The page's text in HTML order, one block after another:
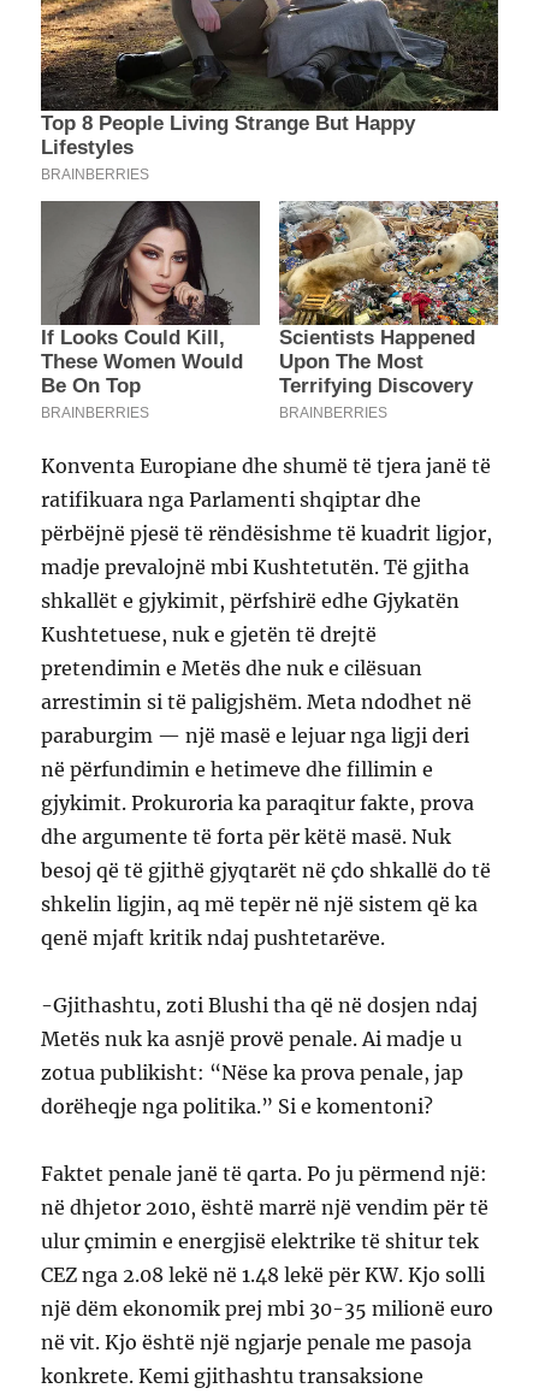
Konventa Europiane dhe shumë të tjera janë të
ratifikuara nga Parlamenti shqiptar dhe
përbëjnë pjesë të rëndësishme të kuadrit ligjor,
madje prevalojnë mbi Kushtetutën. Të gjitha
shkallët e gjykimit, përfshirë edhe Gjykatën
Kushtetuese, nuk e gjetën të drejtë
pretendimin e Metës dhe nuk e cilësuan
arrestimin si të paligjshëm. Meta ndodhet në
paraburgim — një masë e lejuar nga ligji deri
në përfundimin e hetimeve dhe fillimin e
gjykimit. Prokuroria ka paraqitur fakte, prova
dhe argumente të forta për këtë masë. Nuk
besoj që të gjithë gjyqtarët në çdo shkallë do të
shkelin ligjin, aq më tepër në një sistem që ka
qenë mjaft kritik ndaj pushtetarëve.
-Gjithashtu, zoti Blushi tha që në dosjen ndaj
Metës nuk ka asnjë provë penale. Ai madje u
zotua publikisht: “Nëse ka prova penale, jap
dorëheqje nga politika.” Si e komentoni?
Faktet penale janë të qarta. Po ju përmend një:
në dhjetor 2010, është marrë një vendim për të
ulur çmimin e energjisë elektrike të shitur tek
CEZ nga 2.08 lekë në 1.48 lekë për KW. Kjo solli
një dëm ekonomik prej mbi 30-35 milionë euro
në vit. Kjo është një ngjarje penale me pasoja
konkrete. Kemi gjithashtu transaksione